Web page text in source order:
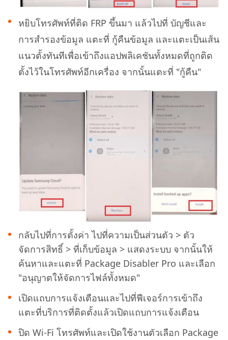
หยิบโทรศัพท์ที่ติด FRP ขึ้นมา แล้วไปที่ บัญชีและ
การสำรองข้อมูล แตะที่ กู้คืนข้อมูล และแตะเป็นเส้น
แนวตั้งทันทีเพื่อเข้าถึงแอปพลิเคชันทั้งหมดที่ถูกติด
ตั้งไว้ในโทรศัพท์อีกเครื่อง จากนั้นแตะที่ "กู้คืน"
กลับไปที่การตั้งค่า ไปที่ความเป็นส่วนตัว > ตัว
จัดการสิทธิ์ > ที่เก็บข้อมูล > แสดงระบบ จากนั้นให้
ค้นหาและแตะที่ Package Disabler Pro และเลือก
"อนุญาตให้จัดการไฟล์ทั้งหมด"
เปิดแถบการแจ้งเตือนและไปที่ฟีเจอร์การเข้าถึง
แตะที่บริการที่ติดตั้งแล้วเปิดแถบการแจ้งเตือน
ปิด Wi-Fi โทรศัพท์และเปิดใช้งานตัวเลือก Package